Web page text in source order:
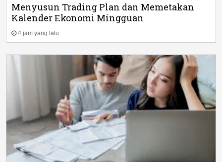
Menyusun Trading Plan dan Memetakan
Kalender Ekonomi Mingguan
4 jam yang lalu